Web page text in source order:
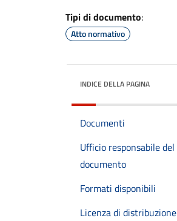
Tipi di documento:
Atto normativo
INDICE DELLA PAGINA
Documenti
Ufficio responsabile del
documento
Formati disponibili
Licenza di distribuzione